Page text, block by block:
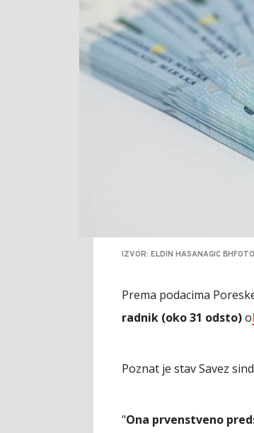
IZVOR: ELDIN HASANAGIC
Prema podacima
radnik (oko 31 odsto)o
Poznat je stav Savez
"Ona prvenstveno